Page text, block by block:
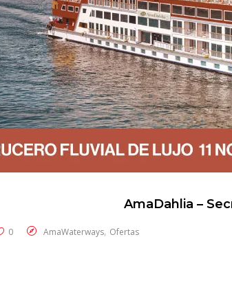
AmaDahlia –
0 AmaWaterways, Ofertas